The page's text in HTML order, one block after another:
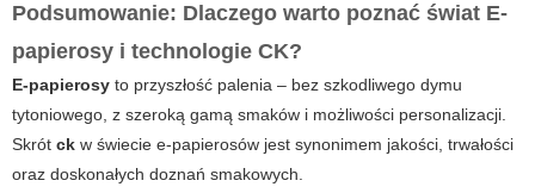
Podsumowanie: Dlaczego warto poznać świat E-
papierosy i technologie CK?
E-papierosy to przyszłość palenia – bez szkodliwego dymu
tytoniowego, z szeroką gamą smaków i możliwości personalizacji.
Skrót ck w świecie e-papierosów jest synonimem jakości, trwałości
oraz doskonałych doznań smakowych.